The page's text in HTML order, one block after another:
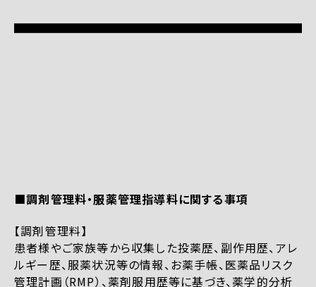
■調剤管理料・服薬管理指導料に関する事項
【調剤管理料】
患者様やご家族等から収集した投薬歴、副作用歴、アレ
ルギー歴、服薬状況等の情報、お薬手帳、医薬品リスク
管理計画（RMP）、薬剤服用歴等に基づき、薬学的分析